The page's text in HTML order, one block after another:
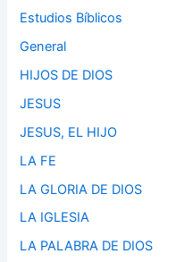
Estudios Bíblicos
General
HIJOS DE DIOS
JESUS
JESUS, EL HIJO
LA FE
LA GLORIA DE DIOS
LA IGLESIA
LA PALABRA DE DIOS